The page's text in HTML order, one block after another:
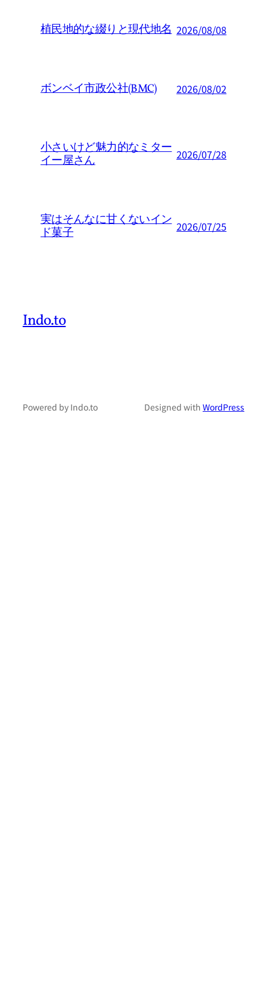
植民地的な綴りと現代地名 2026/08/08
ボンベイ市政公社(BMC) 2026/08/02
小さいけど魅力的なミター
イー屋さん
2026/07/28
実はそんなに甘くないイン
ド菓子
2026/07/25
Indo.to
Powered by Indo.to Designed with WordPress